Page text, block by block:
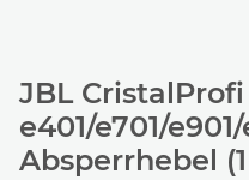
JBL CristalProfi
e401/e701/e901/
Absperrhebel